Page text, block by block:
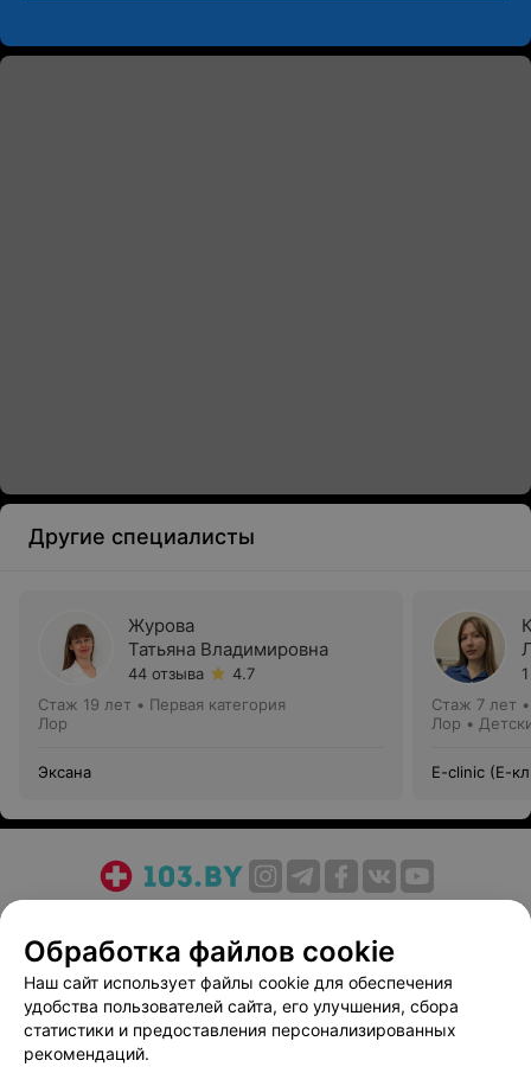
Другие специалисты
Журова
Татьяна Владимировна
44 отзыва
4.7
Стаж 19 лет • Первая категория
Лор
Эксана
Стаж 7 лет
Лор •
E-clinic (Е-
Медицинский маркетинг
Публичный договор
Пользовательское соглашение
Способы оплаты
Вакансии
Партнеры
Написать руководителю 103.by
Обработка файлов cookie
Наш сайт использует файлы cookie для обеспечения
удобства пользователей сайта, его улучшения, сбора
статистики и предоставления персонализированных
рекомендаций.